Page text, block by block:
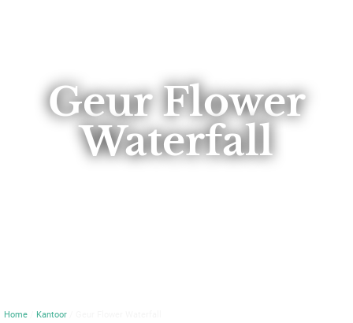
Geur Flower
Waterfall
Home Kantoor